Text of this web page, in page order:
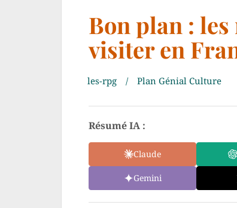
Bon plan :
visiter en
les-rpg Plan Génial Culture
Résumé IA :
Claude
Gemini